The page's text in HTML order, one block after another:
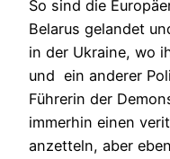
So sind die
Belarus gelandet
in der Ukraine, wo
und ein anderer
Führerin der
immerhin einen
anzetteln, aber